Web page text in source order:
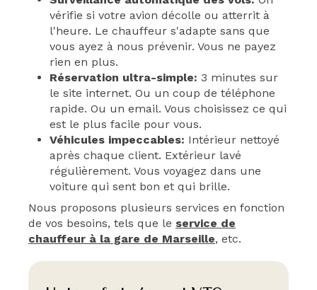
vérifie si votre avion décolle ou atterrit à
l'heure. Le chauffeur s'adapte sans que
vous ayez à nous prévenir. Vous ne payez
rien en plus.
Réservation ultra-simple: 3 minutes sur
le site internet. Ou un coup de téléphone
rapide. Ou un email. Vous choisissez ce qui
est le plus facile pour vous.
Véhicules impeccables: Intérieur nettoyé
après chaque client. Extérieur lavé
régulièrement. Vous voyagez dans une
voiture qui sent bon et qui brille.
Nous proposons plusieurs services en fonction
de vos besoins, tels que le service de
chauffeur à la gare de Marseille, etc.